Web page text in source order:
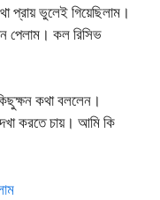
প্রায় ভুলেই গিয়েছিলাম।
পেলাম। কল রিসিভ
কথা বললেন।
করতে চায়। আমি কি